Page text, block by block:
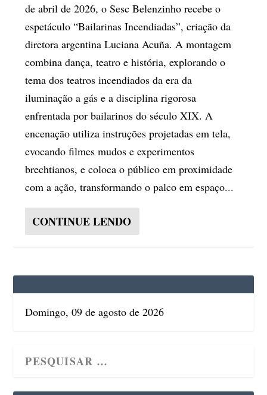
de abril de 2026, o Sesc Belenzinho recebe o
espetáculo “Bailarinas Incendiadas”, criação da
diretora argentina Luciana Acuña. A montagem
combina dança, teatro e história, explorando o
tema dos teatros incendiados da era da
iluminação a gás e a disciplina rigorosa
enfrentada por bailarinos do século XIX. A
encenação utiliza instruções projetadas em tela,
evocando filmes mudos e experimentos
brechtianos, e coloca o público em proximidade
com a ação, transformando o palco em espaço...
CONTINUE LENDO
Domingo, 09 de agosto de 2026